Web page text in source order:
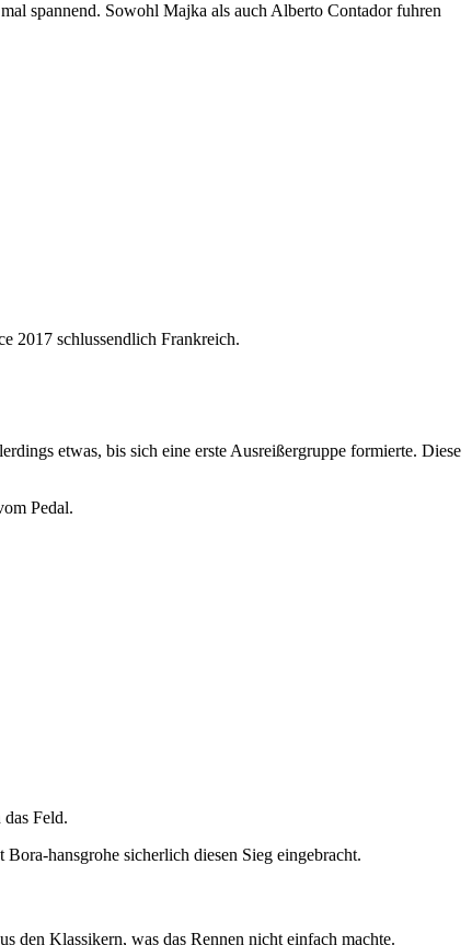
spannend. Sowohl Majka als auch Alberto Contador fuhren
2017 schlussendlich Frankreich.
etwas, bis sich eine erste Ausreißergruppe formierte. Diese
Pedal.
Feld.
hansgrohe sicherlich diesen Sieg eingebracht.
den Klassikern, was das Rennen nicht einfach machte.